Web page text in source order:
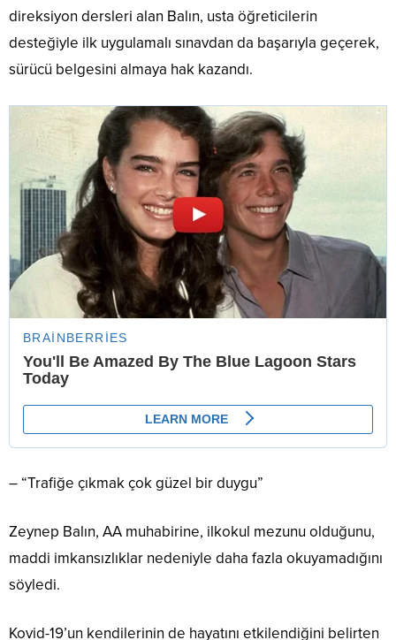
direksiyon dersleri alan Balın, usta öğreticilerin
desteğiyle ilk uygulamalı sınavdan da başarıyla geçerek,
sürücü belgesini almaya hak kazandı.
– “Trafiğe çıkmak çok güzel bir duygu”
Zeynep Balın, AA muhabirine, ilkokul mezunu olduğunu,
maddi imkansızlıklar nedeniyle daha fazla okuyamadığını
söyledi.
Kovid-19’un kendilerinin de hayatını etkilendiğini belirten